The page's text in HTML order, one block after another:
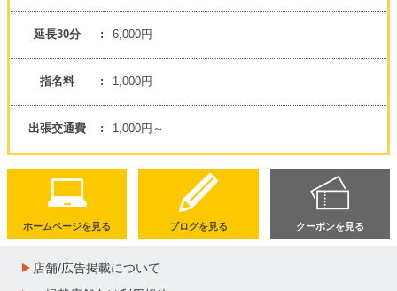
延長30分 6,000円
指名料 1,000円
出張交通費 1,000円～
ホームページを見る ブログを見る クーポンを見る
店舗/広告掲載について